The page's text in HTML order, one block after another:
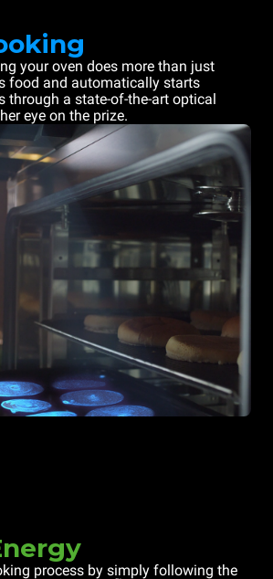
your oven does more than just
food and automatically starts
through a state-of-the-art optical
eye on the prize.
process by simply following the